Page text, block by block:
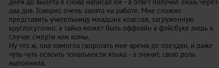
два дня. Говорит, очень занята на работе. Мне сложно
представить учительницу младших классов, загруженную
круглосуточно, а тайка может быть оффлайн в фэйсбуке лишь в
случае смерти или комы.
Ну что ж, она помогла скоротать мне время до поездки, и даже
чуть-чуть освоить тональности языка - а значит, свою роль
выполнила.